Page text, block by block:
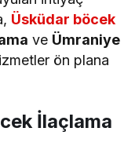
Üsküdar böcek
ve Ümraniye
ön plana
İlaçlama